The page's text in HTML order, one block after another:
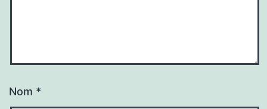
Nom *